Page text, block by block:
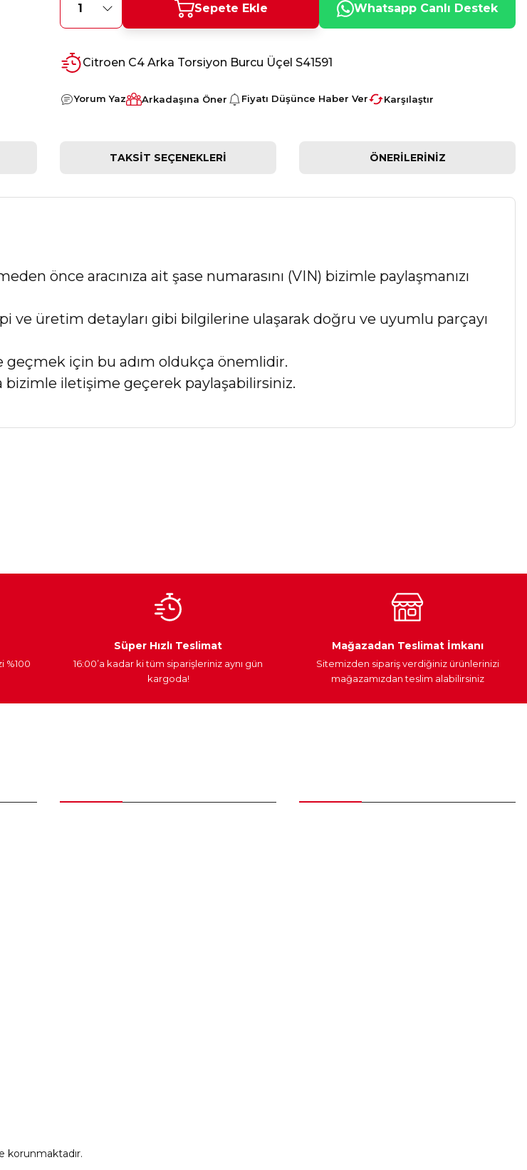
Sepete Ekle Whatsapp Canlı Destek
Citroen C4 Arka Torsiyon Burcu Üçel S41591
Yorum Yaz Arkadaşına Öner Fiyatı Düşünce Haber Ver Karşılaştır
TAKSIT SEÇENEKLERI ÖNERILERINIZ
önce aracınıza ait şase numarasını (VIN) bizimle paylaşmanızı
ve üretim detayları gibi bilgilerine ulaşarak doğru ve uyumlu parçayı
geçmek için bu adım oldukça önemlidir.
bizimle iletişime geçerek paylaşabilirsiniz.
Araç Farları Yedek Parça
%100
Süper Hızlı Teslimat
16:00’a kadar ki tüm siparişleriniz aynı gün
kargoda!
Mağazadan Teslimat İmkanı
Sitemizden sipariş verdiğiniz ürünlerinizi
mağazamızdan teslim alabilirsiniz
korunmaktadır.